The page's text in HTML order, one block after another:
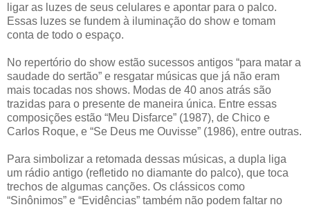
ligar as luzes de seus celulares e apontar para o palco.
Essas luzes se fundem à iluminação do show e tomam
conta de todo o espaço.
No repertório do show estão sucessos antigos “para matar a
saudade do sertão” e resgatar músicas que já não eram
mais tocadas nos shows. Modas de 40 anos atrás são
trazidas para o presente de maneira única. Entre essas
composições estão “Meu Disfarce” (1987), de Chico e
Carlos Roque, e “Se Deus me Ouvisse” (1986), entre outras.
Para simbolizar a retomada dessas músicas, a dupla liga
um rádio antigo (refletido no diamante do palco), que toca
trechos de algumas canções. Os clássicos como
“Sinônimos” e “Evidências” também não podem faltar no